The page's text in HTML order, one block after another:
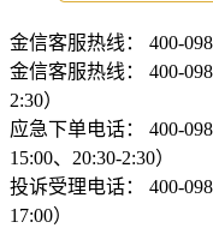
金信客服热线： 400-
金信客服热线：
400-
2:30）
应急下单电话：
400-
15:00、20:30-2:30）
投诉受理电话：
400-
17:00）